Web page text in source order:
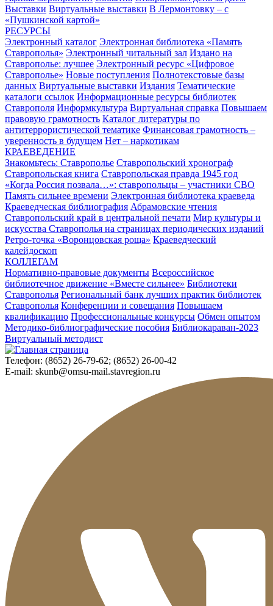
Выставки Виртуальные выставки В Лермонтовку – с
«Пушкинской картой»
РЕСУРСЫ
Электронный каталог Электронная библиотека «Память
Ставрополья» Электронный читальный зал Издано на
Ставрополье: лучшее Электронный ресурс «Цифровое
Ставрополье» Новые поступления Полнотекстовые базы
данных Виртуальные выставки Издания Тематические
каталоги ссылок Информационные ресурсы библиотек
Ставрополя Информкультура Виртуальная справка Повышаем
правовую грамотность Каталог литературы по
антитеррористической тематике Финансовая грамотность –
уверенность в будущем Нет – наркотикам
КРАЕВЕДЕНИЕ
Знакомьтесь: Ставрополье Ставропольский хронограф
Ставропольская книга Ставропольская правда 1945 год
«Когда Россия позвала…»: ставропольцы – участники СВО
Память сильнее времени Электронная библиотека краеведа
Краеведческая библиография Абрамовские чтения
Ставропольский край в центральной печати Мир культуры и
искусства Ставрополья на страницах периодических изданий
Ретро-точка «Воронцовская роща» Краеведческий
калейдоскоп
КОЛЛЕГАМ
Нормативно-правовые документы Всероссийское
библиотечное движение «Вместе сильнее» Библиотеки
Ставрополья Региональный банк лучших практик библиотек
Ставрополья Конференции и совещания Повышаем
квалификацию Профессиональные конкурсы Обмен опытом
Методико-библиографические пособия Библиокараван-2023
Виртуальный методист
Телефон: (8652) 26-79-62; (8652) 26-00-42
E-mail: skunb@omsu-mail.stavregion.ru